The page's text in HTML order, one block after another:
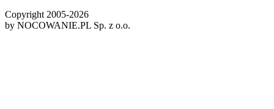
Copyright 2005-2026
by NOCOWANIE.PL Sp. z o.o.